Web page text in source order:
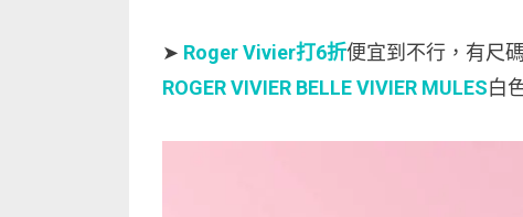
➤ Roger Vivier打6折便宜到不行，有尺
ROGER VIVIER BELLE VIVIER MULES白